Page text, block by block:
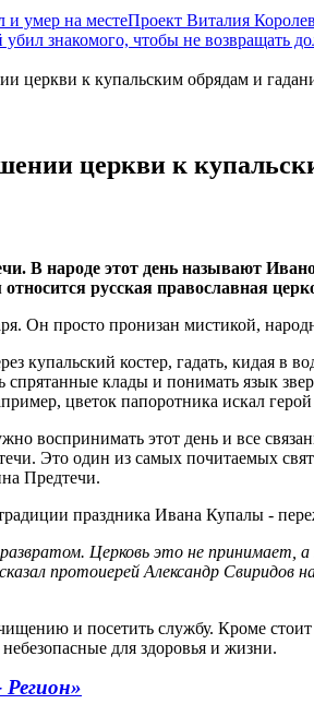
и умер на местеПроект Виталия
знакомого, чтобы не возвращать
церкви к купальским обрядам и
церкви к
В народе этот день называют
русская православная
Он просто пронизан мистикой,
купальский костер, гадать, кидая в
спрятанные клады и понимать язык
цветок папоротника искал
воспринимать этот день и все
Это один из самых почитаемых
Предтечи.
праздника Ивана Купалы -
Церковь это не принимает, а
протоиерей Александр
и посетить службу. Кроме стоит
для здоровья и жизни.